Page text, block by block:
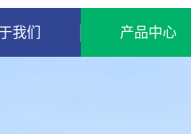
我们 产品中心